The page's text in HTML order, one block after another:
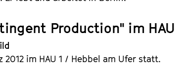
Production" im HAU
im HAU 1 / Hebbel am Ufer statt.